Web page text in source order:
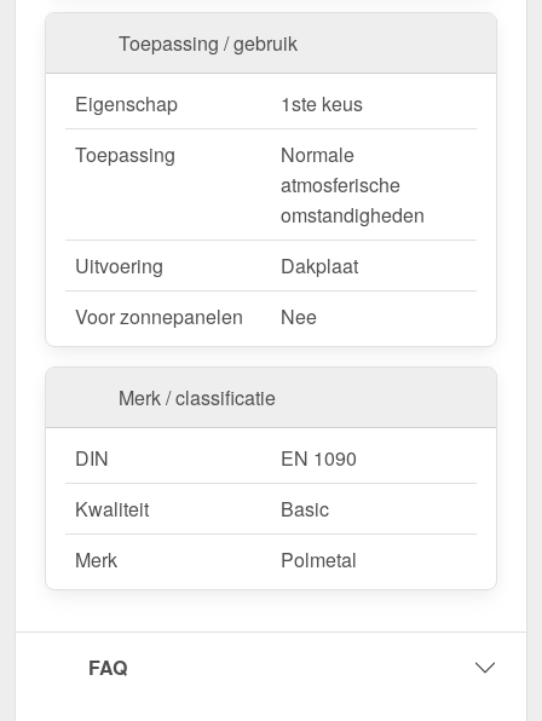
Wegens maatwerk / customisatie van herroepingsrecht uitgezonderd
Toepassing / gebruik
Eigenschap
1ste keus
Toepassing
Normale
atmosferische
omstandigheden
Uitvoering
Dakplaat
Voor zonnepanelen
Nee
Merk / classificatie
DIN
EN 1090
Kwaliteit
Basic
Merk
Polmetal
FAQ